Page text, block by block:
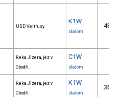
USD Veltrusy
K1W
slalom
48.
Řeka Jizera, jez v
Obodři.
C1W
slalom
Řeka Jizera, jez v
Obodři.
K1W
slalom
36.